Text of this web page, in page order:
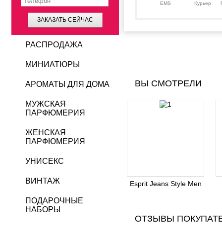
EMS Курьер
ВЫ СМОТРЕЛИ
Esprit Jeans Style Men
ОТЗЫВЫ
ЗАКАЗАТЬ СЕЙЧАС
РАСПРОДАЖА
МИНИАТЮРЫ
АРОМАТЫ ДЛЯ ДОМА
МУЖСКАЯ
ПАРФЮМЕРИЯ
ЖЕНСКАЯ
ПАРФЮМЕРИЯ
УНИСЕКС
ВИНТАЖ
ПОДАРОЧНЫЕ
НАБОРЫ